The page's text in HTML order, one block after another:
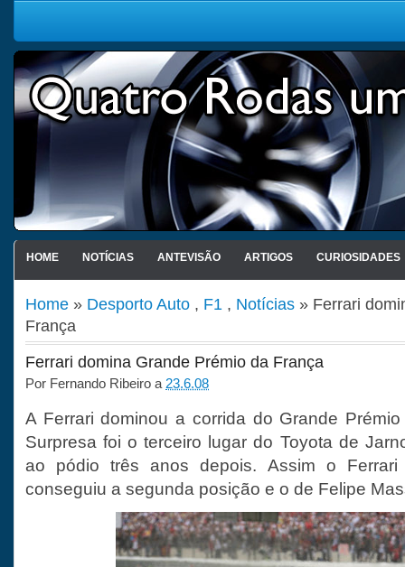
HOME NOTÍCIAS ANTEVISÃO ARTIGOS CURIOSIDADES
Home » Desporto Auto , F1 , Notícias » Ferrari
França
Ferrari domina Grande Prémio da França
Por Fernando Ribeiro a 23.6.08
A Ferrari dominou a corrida do Grande
Surpresa foi o terceiro lugar do Toyota de
ao pódio três anos depois. Assim o Ferrari
conseguiu a segunda posição e o de Felipe